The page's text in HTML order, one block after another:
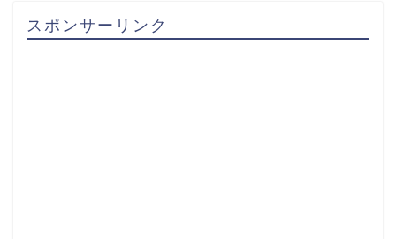
スポンサーリンク